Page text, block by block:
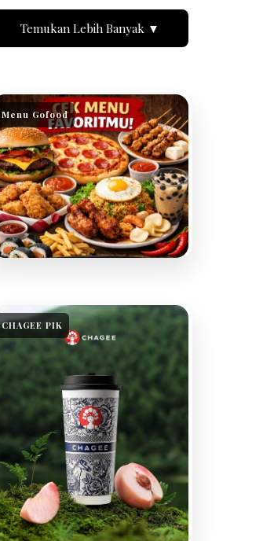
Temukan Lebih Banyak ▼
Menu Gofood
CHAGEE PIK